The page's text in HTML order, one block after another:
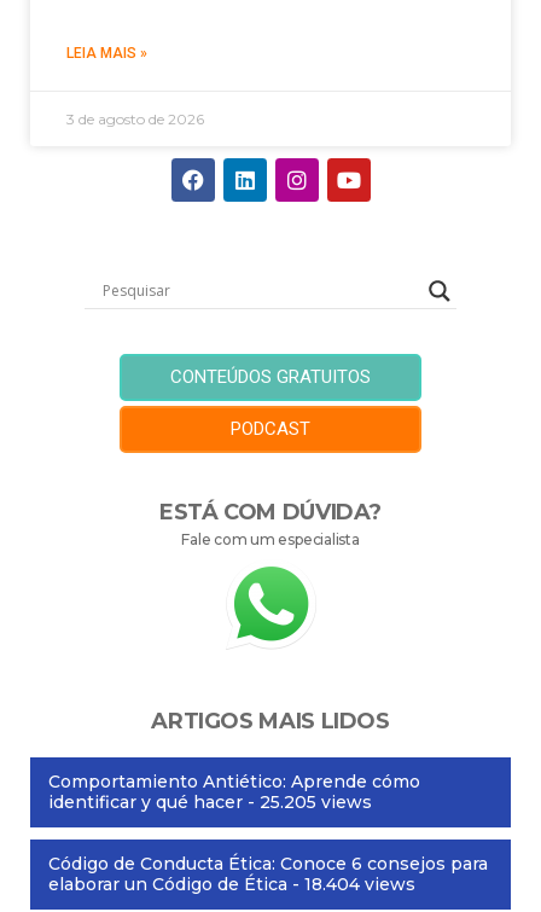
LEIA MAIS »
3 de agosto de 2026
CONTEÚDOS GRATUITOS
PODCAST
ESTÁ COM DÚVIDA?
Fale com um especialista
ARTIGOS MAIS LIDOS
Comportamiento Antiético: Aprende cómo
identificar y qué hacer - 25.205 views
Código de Conducta Ética: Conoce 6 consejos para
elaborar un Código de Ética - 18.404 views